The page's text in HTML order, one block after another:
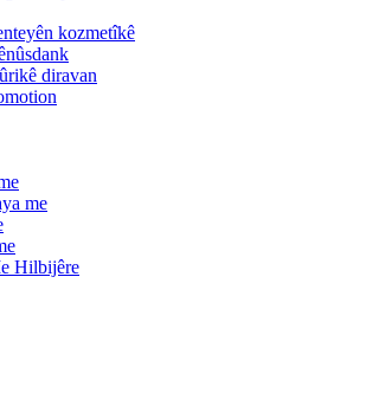
kozmetîkê
diravan
me
Hilbijêre